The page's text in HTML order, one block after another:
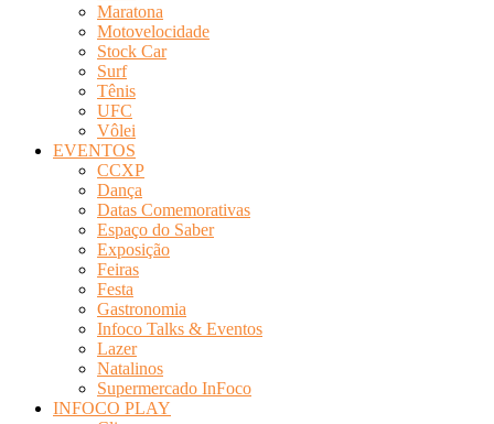
Maratona
Motovelocidade
Stock Car
Surf
Tênis
UFC
Vôlei
EVENTOS
CCXP
Dança
Datas Comemorativas
Espaço do Saber
Exposição
Feiras
Festa
Gastronomia
Infoco Talks & Eventos
Lazer
Natalinos
Supermercado InFoco
INFOCO PLAY